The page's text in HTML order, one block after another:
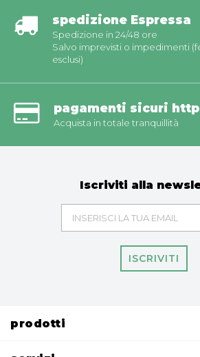
spedizione Espressa
Spedizione in 24/48 ore
Salvo imprevisti o impedimenti
esclusi)
pagamenti sicuri
Acquista in totale tranquillità
Iscriviti alla
ISCRIVITI
prodotti